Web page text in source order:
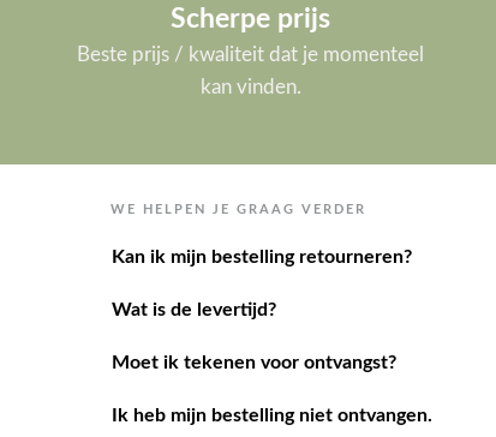
Scherpe prijs
Beste prijs / kwaliteit dat je momenteel
kan vinden.
WE HELPEN JE GRAAG VERDER
Kan ik mijn bestelling retourneren?
Wat is de levertijd?
Moet ik tekenen voor ontvangst?
Ik heb mijn bestelling niet ontvangen.